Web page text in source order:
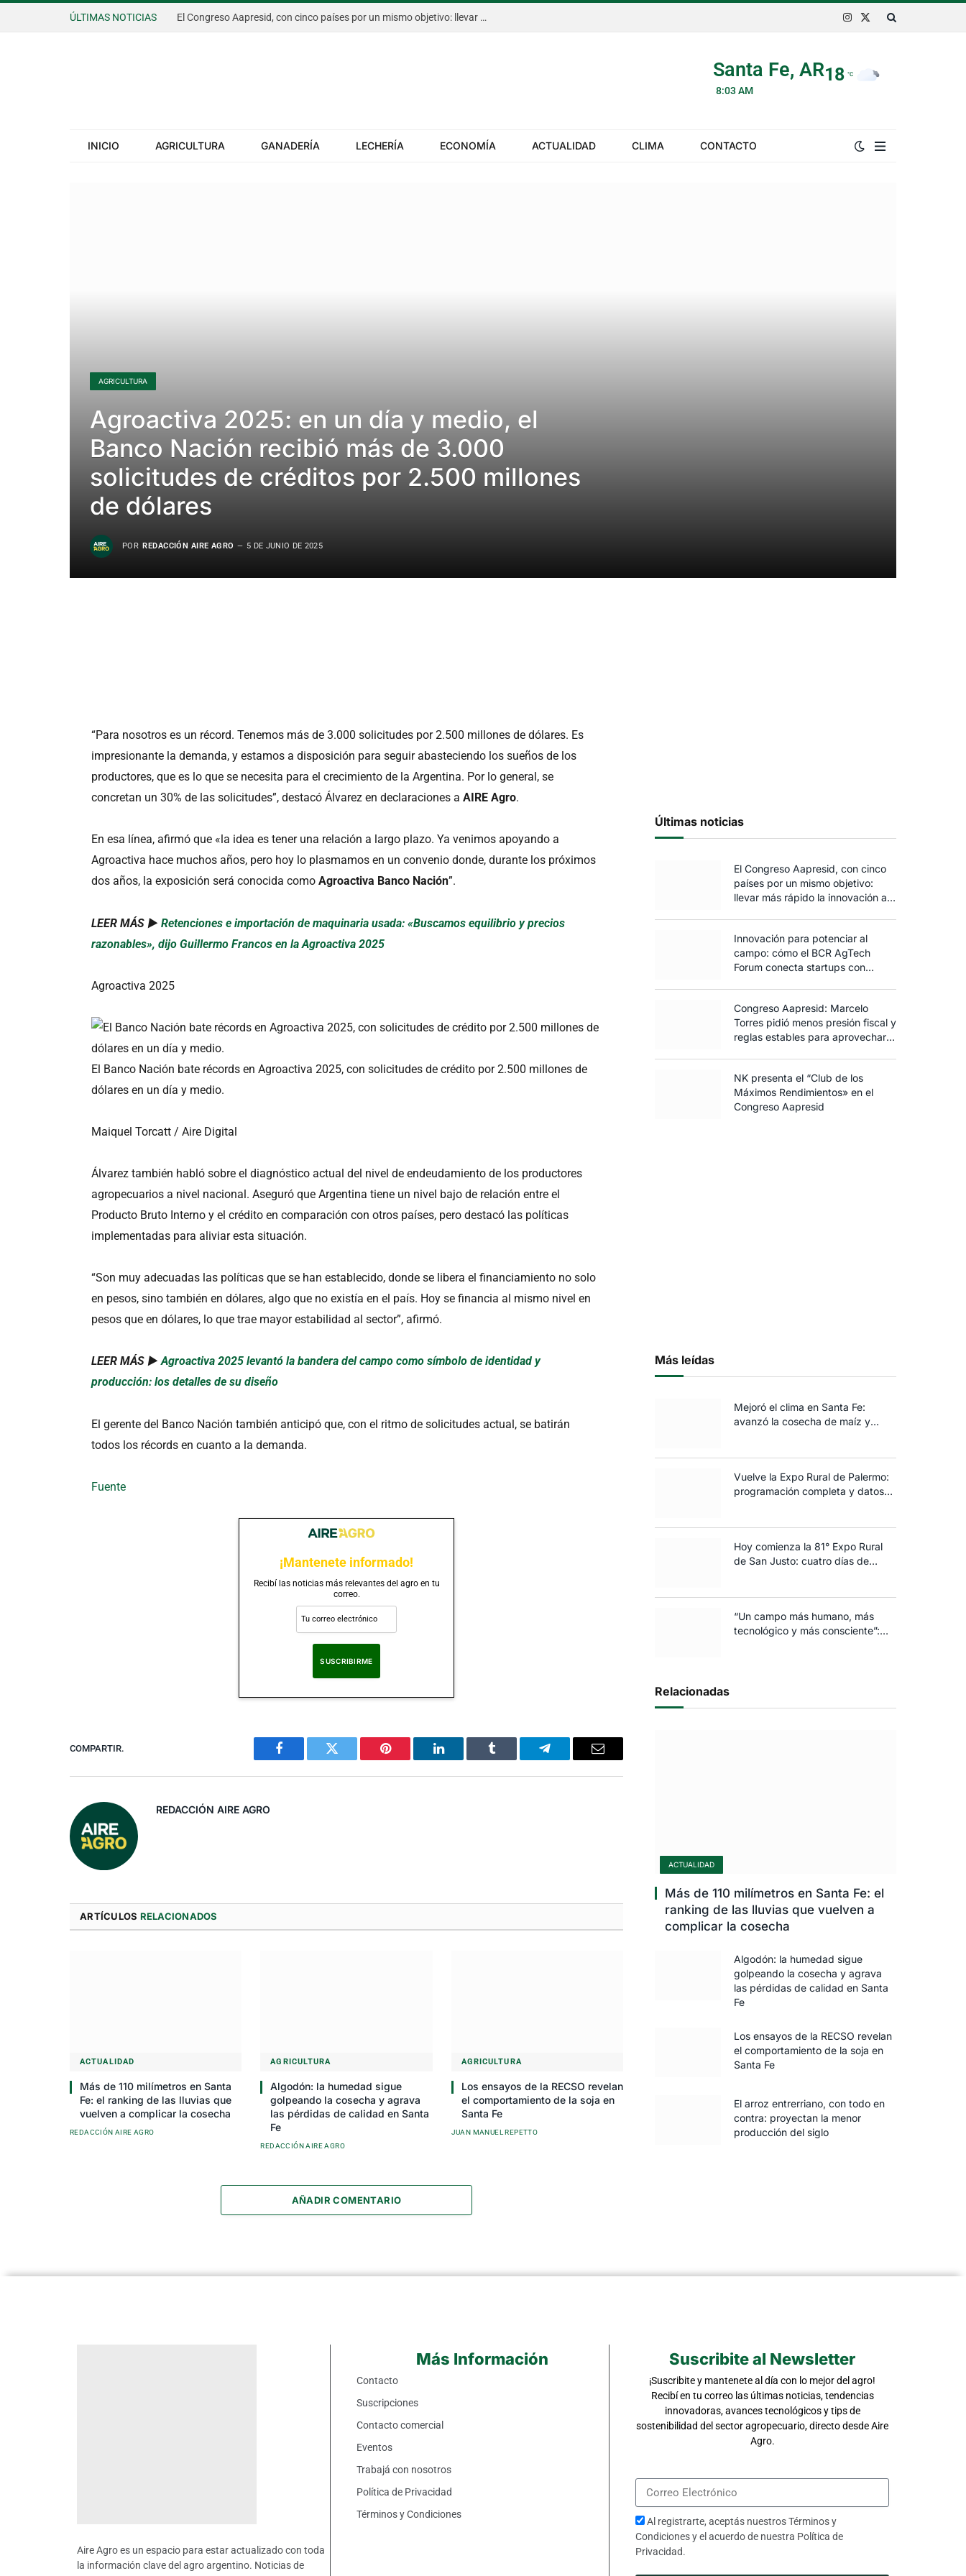
ÚLTIMAS NOTICIAS El Congreso Aapresid, con cinco países por un mismo objetivo: llevar más rápido la innovación al campo
Instagram
X
Santa Fe, AR
8:03 AM
18 °C
INICIO AGRICULTURA GANADERÍA LECHERÍA ECONOMÍA ACTUALIDAD CLIMA CONTACTO
AGRICULTURA
Agroactiva 2025: en un día y medio, el
Banco Nación recibió más de 3.000
solicitudes de créditos por 2.500 millones
de dólares
POR REDACCIÓN AIRE AGRO 5 DE JUNIO DE 2025
“Para nosotros es un récord. Tenemos más de 3.000 solicitudes por 2.500 millones de dólares. Es
impresionante la demanda, y estamos a disposición para seguir abasteciendo los sueños de los
productores, que es lo que se necesita para el crecimiento de la Argentina. Por lo general, se
concretan un 30% de las solicitudes”, destacó Álvarez en declaraciones aAIRE Agro.
En esa línea, afirmó que «la idea es tener una relación a largo plazo. Ya venimos apoyando a
Agroactiva hace muchos años, pero hoy lo plasmamos en un convenio donde, durante los próximos
dos años, la exposición será conocida comoAgroactiva Banco Nación”.
LEER MÁS ►Retenciones e importación de maquinaria usada: «Buscamos equilibrio y precios
razonables», dijo Guillermo Francos en la Agroactiva 2025
Agroactiva 2025
El Banco Nación bate récords en Agroactiva 2025, con solicitudes de crédito por 2.500 millones de
dólares en un día y medio.
Maiquel Torcatt / Aire Digital
Álvarez también habló sobre el diagnóstico actual del nivel de endeudamiento de los productores
agropecuarios a nivel nacional. Aseguró que Argentina tiene un nivel bajo de relación entre el
Producto Bruto Interno y el crédito en comparación con otros países, pero destacó las políticas
implementadas para aliviar esta situación.
“Son muy adecuadas las políticas que se han establecido, donde se libera el financiamiento no solo
en pesos, sino también en dólares, algo que no existía en el país. Hoy se financia al mismo nivel en
pesos que en dólares, lo que trae mayor estabilidad al sector”, afirmó.
LEER MÁS ►Agroactiva 2025 levantó la bandera del campo como símbolo de identidad y
producción: los detalles de su diseño
El gerente del Banco Nación también anticipó que, con el ritmo de solicitudes actual, se batirán
todos los récords en cuanto a la demanda.
Fuente
¡Mantenete informado!
Recibí las noticias más relevantes del agro en tu
correo.
Al suscribirte, aceptas nuestraPolítica de Privacidad.
COMPARTIR.
Facebook Twitter Pinterest LinkedIn Tumblr Telegram Correo
REDACCIÓN AIRE AGRO
ARTÍCULOS RELACIONADOS
ACTUALIDAD
Más de 110 milímetros en Santa
Fe: el ranking de las lluvias que
vuelven a complicar la cosecha
REDACCIÓN AIRE AGRO
AGRICULTURA
Algodón: la humedad sigue
golpeando la cosecha y agrava
las pérdidas de calidad en Santa
Fe
REDACCIÓN AIRE AGRO
AGRICULTURA
Los ensayos de la RECSO revelan
el comportamiento de la soja en
Santa Fe
JUAN MANUEL REPETTO
AÑADIR COMENTARIO
Últimas noticias
El Congreso Aapresid, con cinco
países por un mismo objetivo:
llevar más rápido la innovación al
Innovación para potenciar al
campo: cómo el BCR AgTech
Forum conecta startups con
Congreso Aapresid: Marcelo
Torres pidió menos presión fiscal y
reglas estables para aprovechar
NK presenta el “Club de los
Máximos Rendimientos» en el
Congreso Aapresid
Más leídas
Mejoró el clima en Santa Fe:
avanzó la cosecha de maíz y
Vuelve la Expo Rural de Palermo:
programación completa y datos
Hoy comienza la 81° Expo Rural
de San Justo: cuatro días de
“Un campo más humano, más
tecnológico y más consciente”:
Relacionadas
ACTUALIDAD
Más de 110 milímetros en Santa Fe: el
ranking de las lluvias que vuelven a
complicar la cosecha
Algodón: la humedad sigue
golpeando la cosecha y agrava
las pérdidas de calidad en Santa
Fe
Los ensayos de la RECSO revelan
el comportamiento de la soja en
Santa Fe
El arroz entrerriano, con todo en
contra: proyectan la menor
producción del siglo
Aire Agro es un espacio para estar actualizado con toda
la información clave del agro argentino. Noticias de
Más Información
Contacto
Suscripciones
Contacto comercial
Eventos
Trabajá con nosotros
Política de Privacidad
Términos y Condiciones
Suscribite al Newsletter
¡Suscribite y mantenete al día con lo mejor del agro!
Recibí en tu correo las últimas noticias, tendencias
innovadoras, avances tecnológicos y tips de
sostenibilidad del sector agropecuario, directo desde Aire
Agro.
Al registrarte, aceptás nuestrosTérminos y
Condicionesy el acuerdo de nuestra Política de
Privacidad.